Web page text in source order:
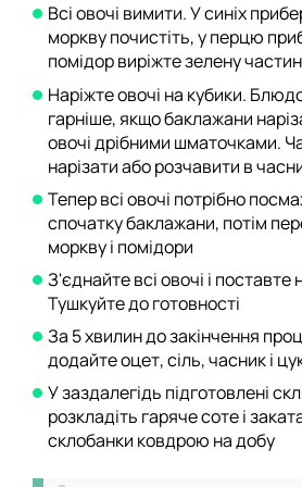
Всі овочі вимити. У синіх
моркву почистіть, у перцю
помідор виріжте зелену
Наріжте овочі на кубики.
гарніше, якщо баклажани
овочі дрібними шматочками.
нарізати або розчавити в
Тепер всі овочі потрібно
спочатку баклажани, потім
моркву і помідори
З'єднайте всі овочі і
Тушкуйте до готовності
За 5 хвилин до закінчення
додайте оцет, сіль, часник і
У заздалегідь підготовлені
розкладіть гаряче соте і
склобанки ковдрою на добу